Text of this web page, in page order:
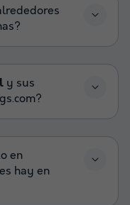
y sus
en
hay en